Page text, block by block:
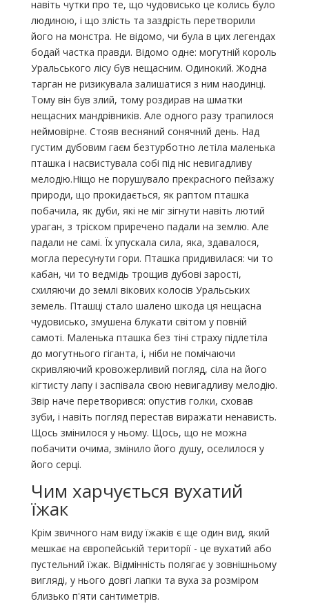
навіть чутки про те, що чудовисько це колись було
людиною, і що злість та заздрість перетворили
його на монстра. Не відомо, чи була в цих легендах
бодай частка правди. Відомо одне: могутній король
Уральського лісу був нещасним. Одинокий. Жодна
тарган не ризикувала залишатися з ним наодинці.
Тому він був злий, тому роздирав на шматки
нещасних мандрівників. Але одного разу трапилося
неймовірне. Стояв весняний сонячний день. Над
густим дубовим гаєм безтурботно летіла маленька
пташка і насвистувала собі під ніс невигадливу
мелодію.Ніщо не порушувало прекрасного пейзажу
природи, що прокидається, як раптом пташка
побачила, як дуби, які не міг зігнути навіть лютий
ураган, з тріском приречено падали на землю. Але
падали не самі. Їх упускала сила, яка, здавалося,
могла пересунути гори. Пташка придивилася: чи то
кабан, чи то ведмідь трощив дубові зарості,
схиляючи до землі вікових колосів Уральських
земель. Пташці стало шалено шкода ця нещасна
чудовисько, змушена блукати світом у повній
самоті. Маленька пташка без тіні страху підлетіла
до могутнього гіганта, і, ніби не помічаючи
скривляючий кровожерливий погляд, сіла на його
кігтисту лапу і заспівала свою невигадливу мелодію.
Звір наче перетворився: опустив голки, сховав
зуби, і навіть погляд перестав виражати ненависть.
Щось змінилося у ньому. Щось, що не можна
побачити очима, змінило його душу, оселилося у
його серці.
Чим харчується вухатий
їжак
Крім звичного нам виду їжаків є ще один вид, який
мешкає на європейській території - це вухатий або
пустельний їжак. Відмінність полягає у зовнішньому
вигляді, у нього довгі лапки та вуха за розміром
близько п'яти сантиметрів.